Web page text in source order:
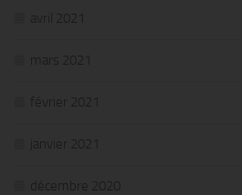
avril 2021
mars 2021
février 2021
janvier 2021
décembre 2020